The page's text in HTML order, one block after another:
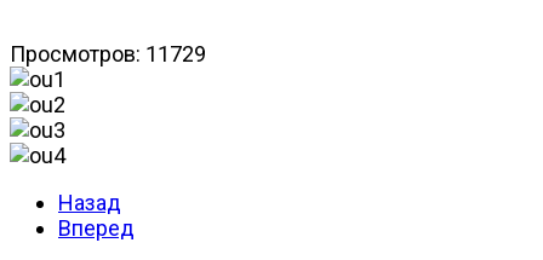
Просмотров: 11729
Назад
Вперед